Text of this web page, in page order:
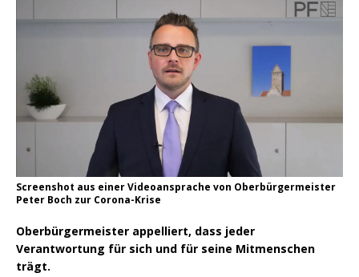
Screenshot aus einer Videoansprache von Oberbürgermeister
Peter Boch zur Corona-Krise
Oberbürgermeister appelliert, dass jeder
Verantwortung für sich und für seine Mitmenschen
trägt.